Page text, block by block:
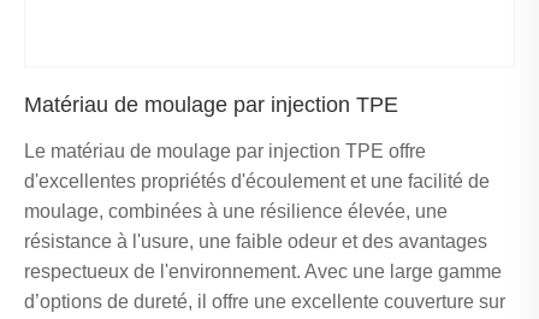
Matériau de moulage par injection TPE
Le matériau de moulage par injection TPE offre
d'excellentes propriétés d'écoulement et une facilité de
moulage, combinées à une résilience élevée, une
résistance à l'usure, une faible odeur et des avantages
respectueux de l'environnement. Avec une large gamme
d’options de dureté, il offre une excellente couverture sur